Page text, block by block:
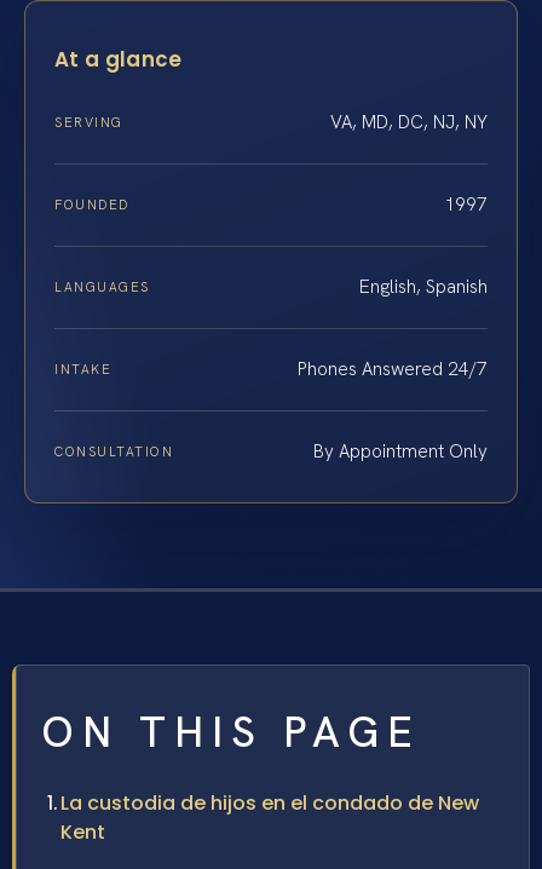
At a glance
SERVING VA, MD, DC, NJ, NY
FOUNDED 1997
LANGUAGES English, Spanish
INTAKE Phones Answered 24/7
CONSULTATION By Appointment Only
ON THIS PAGE
La custodia de hijos en el condado de New
Kent